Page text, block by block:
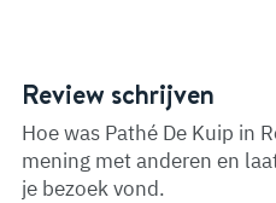
Review schrijven
Hoe was Pathé De Kuip in
mening met anderen en
je bezoek vond.